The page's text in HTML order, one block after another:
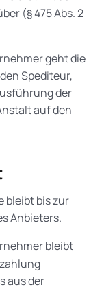
(§ 475 Abs. 2
geht die
Spediteur,
der
auf den
bleibt bis zur
Anbieters.
bleibt
aus der